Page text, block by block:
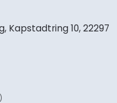
Kapstadtring 10, 22297